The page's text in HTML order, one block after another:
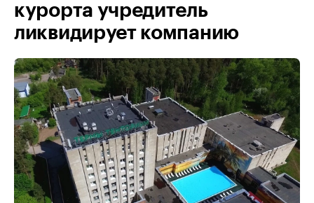
курорта учредитель
ликвидирует компанию